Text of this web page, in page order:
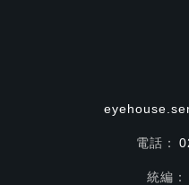
電話：
統編：